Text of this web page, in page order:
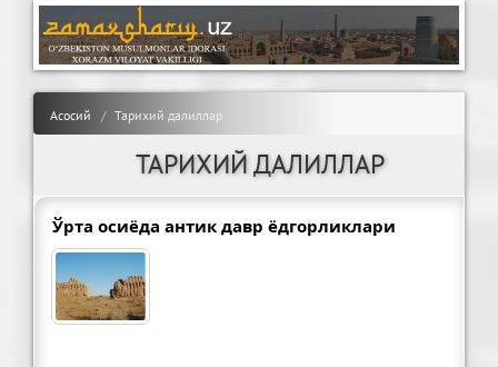
Асосий Тарихий далиллар
ТАРИХИЙ ДАЛИЛЛАР
Ўрта осиёда антик давр ёдгорликлари